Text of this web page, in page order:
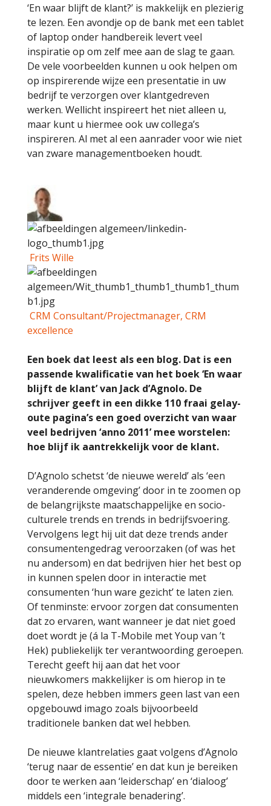
‘En waar blijft de klant?’ is makkelijk en plezierig
te lezen. Een avondje op de bank met een tablet
of laptop onder handbereik levert veel
inspiratie op om zelf mee aan de slag te gaan.
De vele voorbeelden kunnen u ook helpen om
op inspirerende wijze een presentatie in uw
bedrijf te verzorgen over klantgedreven
werken. Wellicht inspireert het niet alleen u,
maar kunt u hiermee ook uw collega’s
inspireren. Al met al een aanrader voor wie niet
van zware managementboeken houdt.
Frits Wille
CRM Consultant/Projectmanager, CRM
excellence
Een boek dat leest als een blog. Dat is een
passende kwalificatie van het boek ‘En waar
blijft de klant’ van Jack d’Agnolo. De
schrijver geeft in een dikke 110 fraai gelay-
oute pagina’s een goed overzicht van waar
veel bedrijven ‘anno 2011’ mee worstelen:
hoe blijf ik aantrekkelijk voor de klant.
D’Agnolo schetst ‘de nieuwe wereld’ als ‘een
veranderende omgeving’ door in te zoomen op
de belangrijkste maatschappelijke en socio-
culturele trends en trends in bedrijfsvoering.
Vervolgens legt hij uit dat deze trends ander
consumentengedrag veroorzaken (of was het
nu andersom) en dat bedrijven hier het best op
in kunnen spelen door in interactie met
consumenten ‘hun ware gezicht’ te laten zien.
Of tenminste: ervoor zorgen dat consumenten
dat zo ervaren, want wanneer je dat niet goed
doet wordt je (á la T-Mobile met Youp van ’t
Hek) publiekelijk ter verantwoording geroepen.
Terecht geeft hij aan dat het voor
nieuwkomers makkelijker is om hierop in te
spelen, deze hebben immers geen last van een
opgebouwd imago zoals bijvoorbeeld
traditionele banken dat wel hebben.
De nieuwe klantrelaties gaat volgens d’Agnolo
‘terug naar de essentie’ en dat kun je bereiken
door te werken aan ‘leiderschap’ en ‘dialoog’
middels een ‘integrale benadering’.